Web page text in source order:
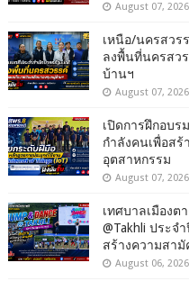
August 07, 2026
เหนือ/นครสวร
ลงพื้นที่นครสว
บ้านฯ
August 07, 2026
เปิดการฝึกอบ
กำลังคนเพื่อส
อุตสาหกรรม
August 07, 2026
เทศบาลเมืองต
@Takhli ประจ
สร้างความสา
August 06, 2026